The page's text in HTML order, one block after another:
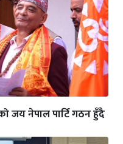
जय नेपाल पार्टि गठन हुँदै